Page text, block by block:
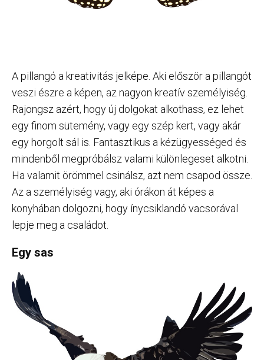
A pillangó a kreativitás jelképe. Aki először a pillangót
veszi észre a képen, az nagyon kreatív személyiség.
Rajongsz azért, hogy új dolgokat alkothass, ez lehet
egy finom sütemény, vagy egy szép kert, vagy akár
egy horgolt sál is. Fantasztikus a kézügyességed és
mindenből megpróbálsz valami különlegeset alkotni.
Ha valamit örömmel csinálsz, azt nem csapod össze.
Az a személyiség vagy, aki órákon át képes a
konyhában dolgozni, hogy ínycsiklandó vacsorával
lepje meg a családot.
Egy sas